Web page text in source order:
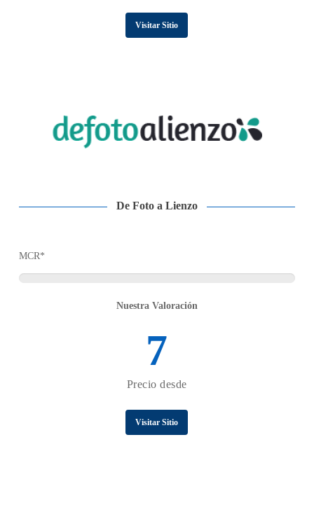
Visitar Sitio
De Foto a Lienzo
MCR*
Nuestra Valoración
7
Precio desde
Visitar Sitio